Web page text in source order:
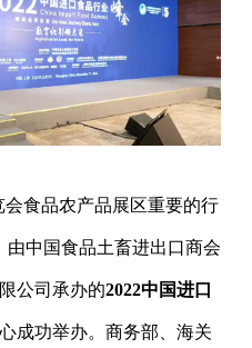
食品农产品展区重要的行
由中国食品土畜进出口商会
公司承办的2022中国进口
成功举办。商务部、海关